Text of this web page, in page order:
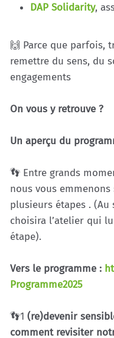
DAP Solidarity,
🙌 Parce que parfois,
remettre du sens, du
engagements
On vous y retrouve ?
Un aperçu du
👣 Entre grands
nous vous
plusieurs étapes . (Au
choisira l’atelier qui
étape).
Vers le programme :
Programme2025
👣1 (re)devenir
comment revisiter